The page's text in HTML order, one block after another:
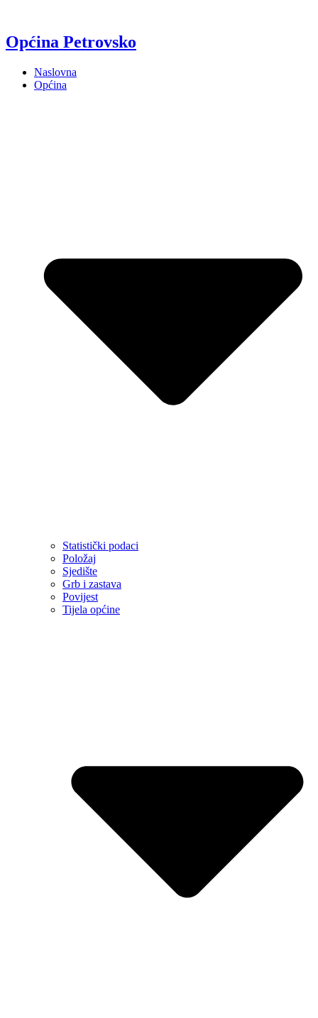
Općina Petrovsko
Naslovna
Općina
Statistički podaci
Položaj
Sjedište
Grb i zastava
Povijest
Tijela općine